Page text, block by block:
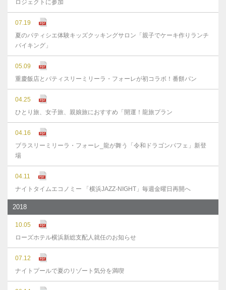
ロジェクトに参加
07.19
夏のパティシエ体験キッズクッキングサロン「親子でケーキ作りランチ
バイキング」
05.09
重慶飯店とパティスリーミリーラ・フォーレが初コラボ！番餅パン
04.25
ひとり旅、女子旅、親娘旅におすすめ「開運！龍旅プラン
04.16
ブラスリーミリーラ・フォーレ_龍が舞う「令和ドラゴンパフェ」新登
場
04.11
ナイトタイムエコノミー 「横浜JAZZ-NIGHT」毎週金曜日再開へ
2018
10.05
ローズホテル横浜新総支配人就任のお知らせ
07.12
ナイトプールで夏のリゾート気分を満喫